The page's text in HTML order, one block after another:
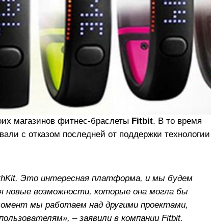
магазинов фитнес-браслеты Fitbit. В то время
с отказом последней от поддержки технологии
Это интересная платформа, и мы будем
новые возможности, которые она могла бы
мы работаем над другими проектами,
– заявили в компании Fitbit.